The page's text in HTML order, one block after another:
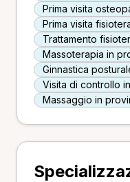
Prima visita
Prima visita
Trattamento
Massoterapia in
Ginnastica
Visita di controllo
Massaggio in